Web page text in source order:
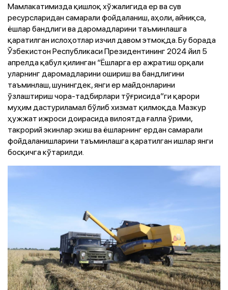
Мамлакатимизда қишлоқ хўжалигида ер ва сув
ресурсларидан самарали фойдаланиш, аҳоли, айниқса,
ёшлар бандлиги ва даромадларини таъминлашга
қаратилган ислоҳотлар изчил давом этмоқда. Бу борада
Ўзбекистон Республикаси Президентининг 2024 йил 5
апрелда қабул қилинган “Ёшларга ер ажратиш орқали
уларнинг даромадларини ошириш ва бандлигини
таъминлаш, шунингдек, янги ер майдонларини
ўзлаштириш чора-тадбирлари тўғрисида”ги қарори
муҳим дастуриламал бўлиб хизмат қилмоқда. Мазкур
ҳужжат ижроси доирасида вилоятда ғалла ўрими,
такрорий экинлар экиш ва ёшларнинг ердан самарали
фойдаланишларини таъминлашга қаратилган ишлар янги
босқичга кўтарилди.